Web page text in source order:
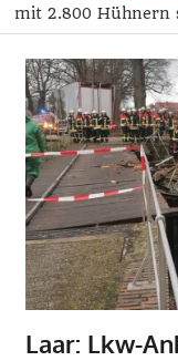
mit 2.800 Hühnern
Laar: Lkw-